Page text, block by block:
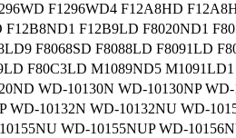
F1296WD4 F12A8HD
F12B9LD F8020ND1
F8068SD F8088LD F8091LD
F80C3LD M1089ND5 M1091LD1
WD-10130N WD-10130NP
WD-10132N WD-10132NU WD-
WD-10155NUP WD-